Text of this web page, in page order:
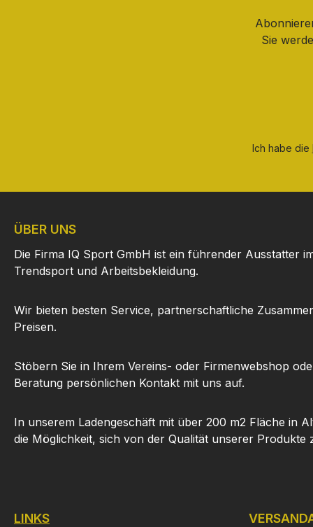
Sie
Ich habe die
ÜBER UNS
Die Firma IQ Sport GmbH ist ein führender Ausstatter
Trendsport und Arbeitsbekleidung.
Wir bieten besten Service, partnerschaftliche
Preisen.
Stöbern Sie in Ihrem Vereins- oder Firmenwebshop
Beratung persönlichen Kontakt mit uns auf.
In unserem Ladengeschäft mit über 200 m2 Fläche in
die Möglichkeit, sich von der Qualität unserer Produkte
LINKS